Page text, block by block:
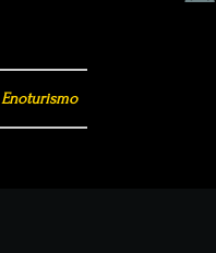
Enoturismo